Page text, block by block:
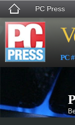
PC Press
PC